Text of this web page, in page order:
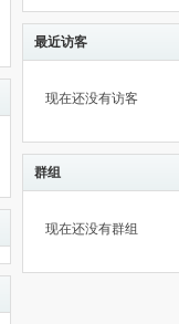
最近访客
现在还没有访客
群组
现在还没有群组